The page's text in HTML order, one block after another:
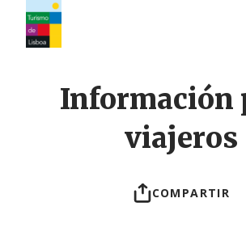
Información
viajeros
COMPARTIR